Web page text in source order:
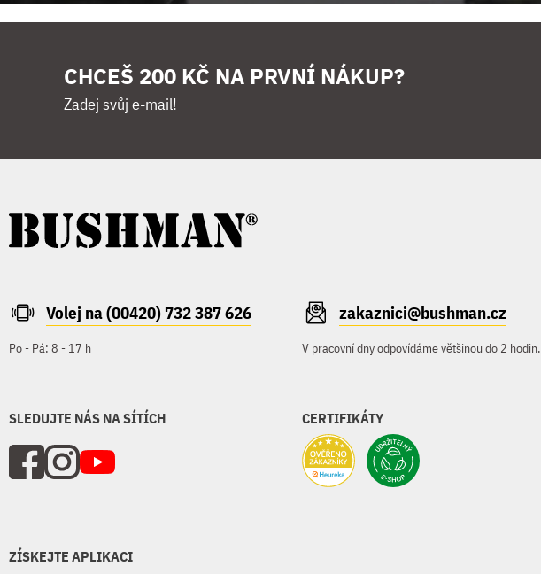
CHCEŠ 200 KČ NA PRVNÍ NÁKUP?
Zadej svůj e-mail!
Volej na (00420) 732 387 626
Po - Pá: 8 - 17 h
zakaznici@bushman.cz
V pracovní dny odpovídáme většinou do 2 hodin.
SLEDUJTE NÁS NA SÍTÍCH CERTIFIKÁTY
ZÍSKEJTE APLIKACI